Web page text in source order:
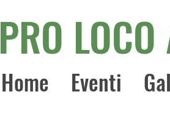
Home Eventi
PRO